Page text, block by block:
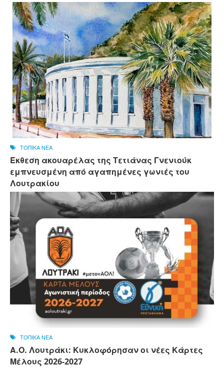
ΤΟΠΙΚΑ ΝΕΑ
Έκθεση ακουαρέλας της Τετιάνας Γνενιούκ
εμπνευσμένη από αγαπημένες γωνιές του
Λουτρακίου
ΤΟΠΙΚΑ ΝΕΑ
Α.Ο. Λουτράκι: Κυκλοφόρησαν οι νέες Κάρτες
Μέλους 2026-2027